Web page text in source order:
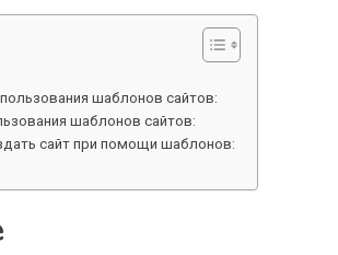
шаблонов сайтов:
шаблонов сайтов:
сайт при помощи шаблонов: